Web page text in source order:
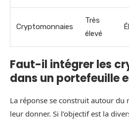
Cryptomonnaies
Très
élevé
Faut-il intégrer les
dans un portefeuille
La réponse se construit autour du
leur donner. Si l’objectif est la